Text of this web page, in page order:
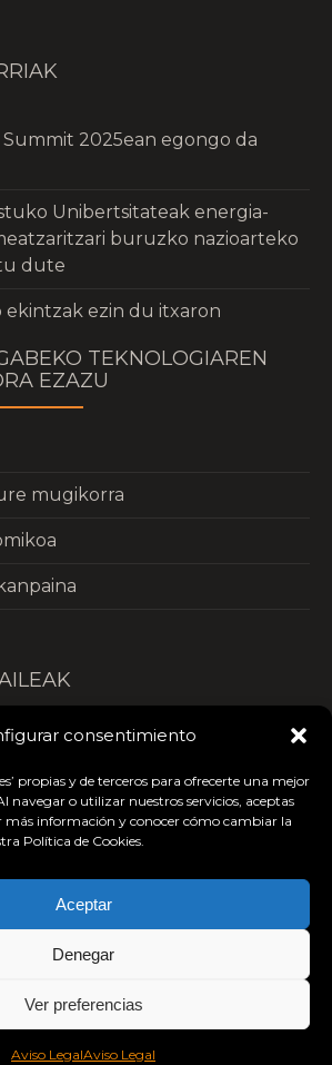
consentimiento
propias y de terceros para ofrecerte una mejor
navegar o utilizar nuestros servicios, aceptas
más información y conocer cómo cambiar la
Política de Cookies.
Aceptar
Denegar
Ver preferencias
Aviso LegalAviso Legal
2025ean egongo da
Unibertsitateak energia-
buruzko nazioarteko
dute
ekintzak ezin du itxaron
TEKNOLOGIAREN
EZAZU
mugikorra
Preguntas frecuentes.